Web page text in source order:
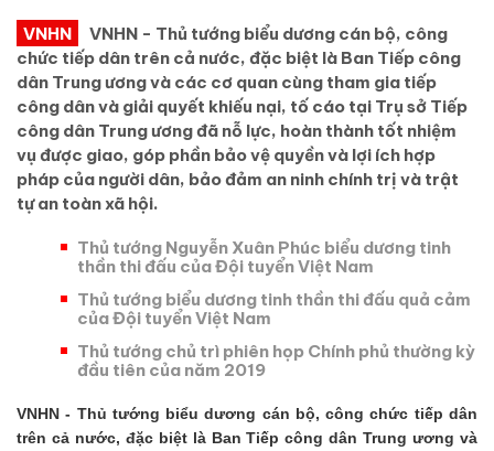
VNHN
VNHN - Thủ tướng biểu dương cán bộ, công
chức tiếp dân trên cả nước, đặc biệt là Ban Tiếp công
dân Trung ương và các cơ quan cùng tham gia tiếp
công dân và giải quyết khiếu nại, tố cáo tại Trụ sở Tiếp
công dân Trung ương đã nỗ lực, hoàn thành tốt nhiệm
vụ được giao, góp phần bảo vệ quyền và lợi ích hợp
pháp của người dân, bảo đảm an ninh chính trị và trật
tự an toàn xã hội.
Thủ tướng Nguyễn Xuân Phúc biểu dương tinh
thần thi đấu của Đội tuyển Việt Nam
Thủ tướng biểu dương tinh thần thi đấu quả cảm
của Đội tuyển Việt Nam
Thủ tướng chủ trì phiên họp Chính phủ thường kỳ
đầu tiên của năm 2019
VNHN - Thủ tướng biểu dương cán bộ, công chức tiếp dân
trên cả nước, đặc biệt là Ban Tiếp công dân Trung ương và